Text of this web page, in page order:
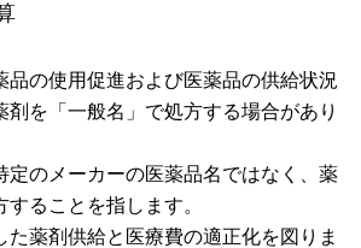
品の使用促進および医薬品の供給状況
剤を「一般名」で処方する場合があり
定のメーカーの医薬品名ではなく、薬
ることを指します。
た薬剤供給と医療費の適正化を図りま